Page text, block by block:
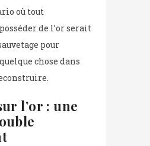
où tout
de l’or serait
pour
chose dans
l’or : une